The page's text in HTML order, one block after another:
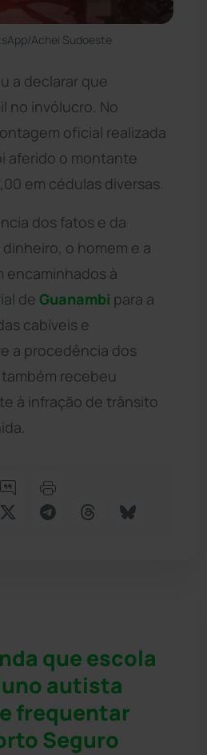
Achei Sudoeste
a declarar que
no invólucro. No
oficial realizada
aferido o montante
em cédulas diversas.
dos fatos e da
o homem e a
encaminhados à
de Guanambi para a
cabíveis e
a procedência dos
recebeu
à infração de trânsito
que escola
autista
frequentar
Seguro